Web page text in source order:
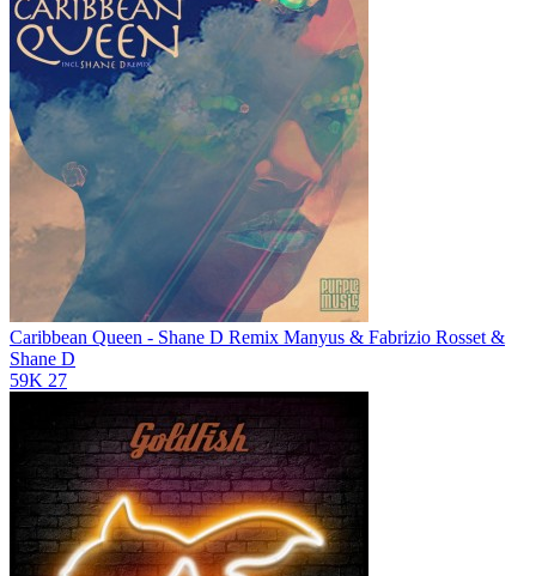
Caribbean Queen - Shane D Remix Manyus & Fabrizio Rosset &
Shane D
59K 27